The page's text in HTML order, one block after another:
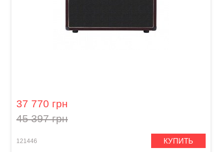
37 770 грн
45 397 грн
121446 КУПИТЬ